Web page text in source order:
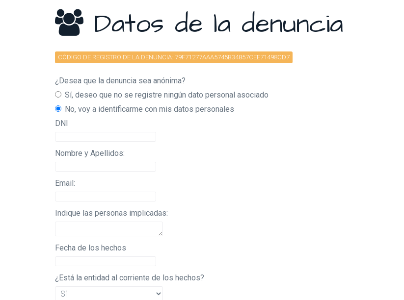
Datos de la denuncia
CÓDIGO DE REGISTRO DE LA DENUNCIA: 79F71277AAA5745B34857CEE71498CD7
¿Desea que la denuncia sea anónima?
Sí, deseo que no se registre ningún dato personal asociado
No, voy a identificarme con mis datos personales
DNI
Nombre y Apellidos:
Email:
Indique las personas implicadas:
Fecha de los hechos
¿Está la entidad al corriente de los hechos?